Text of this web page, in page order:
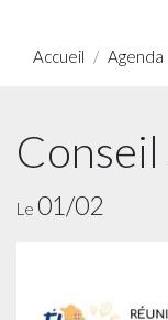
Accueil Agenda
Le 01/02